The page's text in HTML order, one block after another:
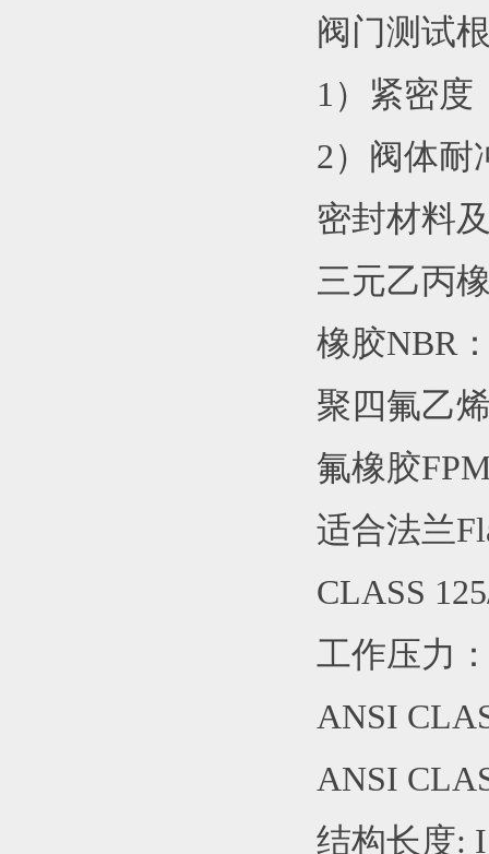
阀门测试
1）紧密度
2）阀体耐
密封材料
三元乙丙
橡胶NBR
聚四氟乙
氟橡胶
适合法兰
CLASS
工作压力
ANSI
ANSI
结构长度: